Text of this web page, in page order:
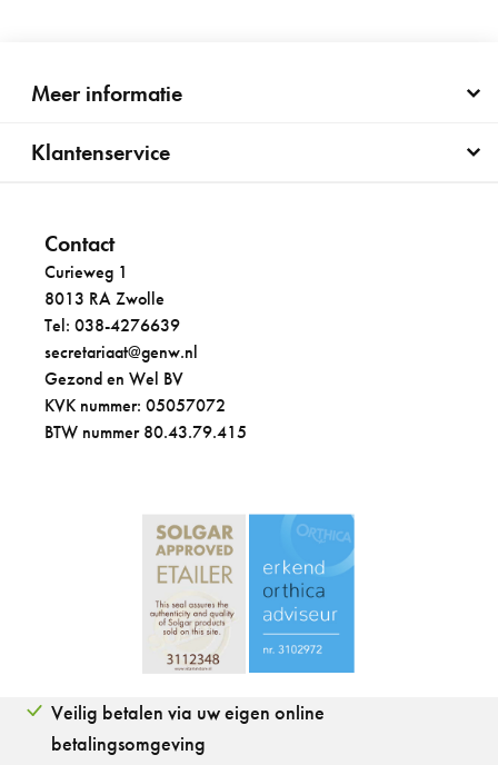
Meer informatie
Klantenservice
Contact
Curieweg 1
8013 RA Zwolle
Tel: 038-4276639
secretariaat@genw.nl
Gezond en Wel BV
KVK nummer: 05057072
BTW nummer 80.43.79.415
Veilig betalen via uw eigen online
betalingsomgeving